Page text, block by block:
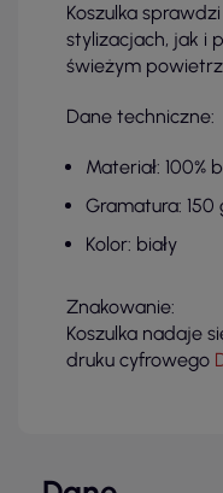
Koszulka
stylizacjach, jak i
świeżym
Dane techniczne:
Materiał: 100%
Gramatura: 150
Kolor: biały
Znakowanie:
Koszulka nadaje
druku cyfrowego